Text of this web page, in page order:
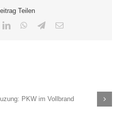
Teilen
LinkedInWhatsApp
Telegram
E-